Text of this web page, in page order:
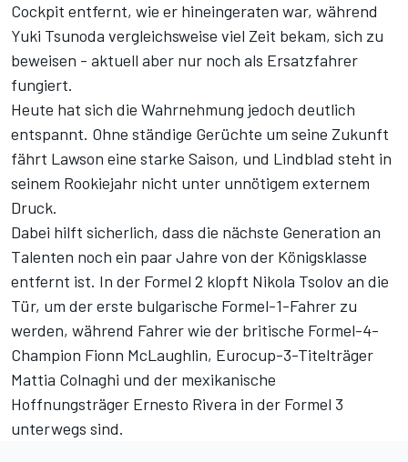
Cockpit entfernt, wie er hineingeraten war, während
Yuki Tsunoda vergleichsweise viel Zeit bekam, sich zu
beweisen - aktuell aber nur noch als Ersatzfahrer
fungiert.
Heute hat sich die Wahrnehmung jedoch deutlich
entspannt. Ohne ständige Gerüchte um seine Zukunft
fährt Lawson eine starke Saison, und Lindblad steht in
seinem Rookiejahr nicht unter unnötigem externem
Druck.
Dabei hilft sicherlich, dass die nächste Generation an
Talenten noch ein paar Jahre von der Königsklasse
entfernt ist. In der Formel 2 klopft Nikola Tsolov an die
Tür, um der erste bulgarische Formel-1-Fahrer zu
werden, während Fahrer wie der britische Formel-4-
Champion Fionn McLaughlin, Eurocup-3-Titelträger
Mattia Colnaghi und der mexikanische
Hoffnungsträger Ernesto Rivera in der Formel 3
unterwegs sind.